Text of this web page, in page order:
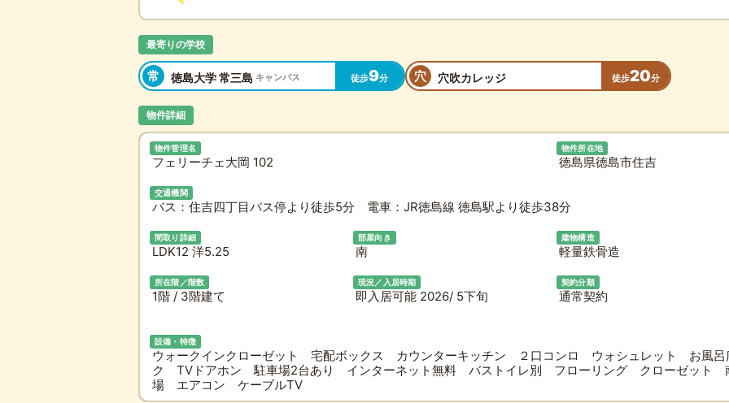
最寄りの学校
常 徳島大学 常三島 キャンパス 徒歩9分 穴 穴吹カレッジ 徒歩20分
物件詳細
物件管理名
フェリーチェ大岡 102
物件所在地
徳島県徳島市住吉
交通機関
バス：住吉四丁目バス停より徒歩5分 電車：JR徳島線 徳島駅より徒歩38分
間取り詳細
LDK12 洋5.25
部屋向き
南
建物構造
軽量鉄骨造
所在階／階数
1階 / 3階建て
現況／入居時期
即入居可能 2026/ 5下旬
契約分類
通常契約
設備・特徴
ウォークインクローゼット 宅配ボックス カウンターキッチン ２口コンロ ウォシュレット お風
ク TVドアホン 駐車場2台あり インターネット無料 バストイレ別 フローリング クローゼット
場 エアコン ケーブルTV